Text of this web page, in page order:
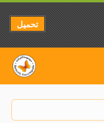
تحميل